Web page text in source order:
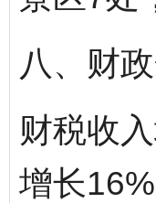
八、财
财税收
增长